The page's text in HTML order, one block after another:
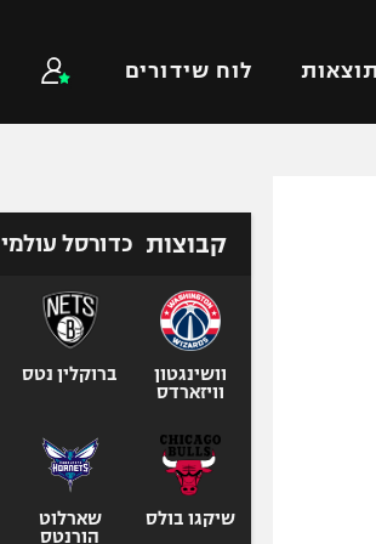
תוצאות לוח שידורים
טניס
כדורעף
אגרוף
ספורט אולימפי
קבוצות כדורסל עולמי
וושינגטון
וויזארדס
ברוקלין נטס
שיקגו בולס
שארלוט
הורנטס